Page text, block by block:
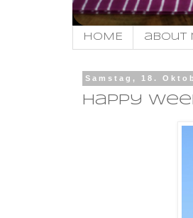
HOME about
Samstag, 18.
happy